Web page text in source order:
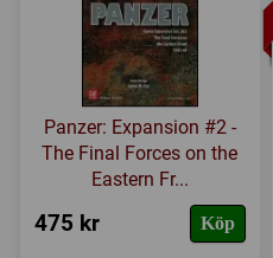
Panzer: Expansion #2 -
The Final Forces on the
Eastern Fr...
475 kr Köp